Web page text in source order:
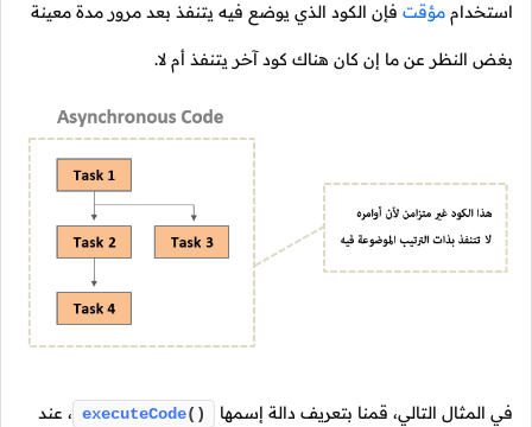
استخدام مؤقت فإن الكود الذي يوضع فيه يتنفذ بعد مرور مدة معينة
بغض النظر عن ما إن كان هناك كود آخر يتنفذ أم لا.
في المثال التالي، قمنا بتعريف دالة إسمها executeCode() ، عند